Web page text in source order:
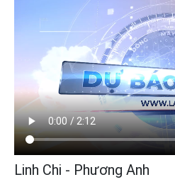
Linh Chi - Phương Anh